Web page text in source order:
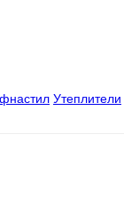
Утеплители